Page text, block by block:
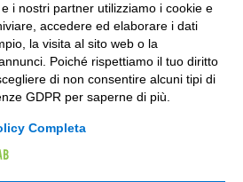
e processo
Integrata
i nostri partner utilizziamo i cookie e
accedere ed elaborare i dati
la visita al sito web o la
Poiché rispettiamo il tuo diritto
di non consentire alcuni tipi di
GDPR per saperne di più.
Completa